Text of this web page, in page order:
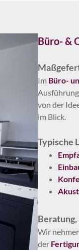
Büro- &
Im Büro-
von der
im Blick.
Typische
Wir
der